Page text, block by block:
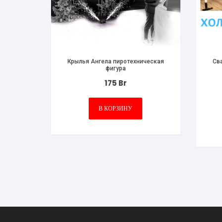
Крылья Ангела пиротехническая
фигура
175 Br
В КОРЗИНУ